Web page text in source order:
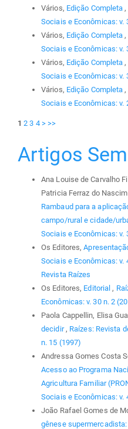
Vários, Edição Completa ,
Sociais e Econômicas: v.
Vários, Edição Completa ,
Sociais e Econômicas: v.
Vários, Edição Completa ,
Sociais e Econômicas: v.
Vários, Edição Completa ,
Sociais e Econômicas: v.
1 2 3 4 > >>
Artigos
Ana Louise de Carvalho
Patricia Ferraz do
Rambaud para a
campo/rural e cidade/
Sociais e Econômicas: v.
Os Editores,
Sociais e Econômicas: v.
Revista Raízes
Os Editores, Editorial ,
Econômicas: v. 30 n. 2
Paola Cappellin, Elisa
decidir , Raízes: Revista
n. 15 (1997)
Andressa Gomes Costa
Acesso ao Programa
Agricultura Familiar
Sociais e Econômicas: v.
João Rafael Gomes de
gênese